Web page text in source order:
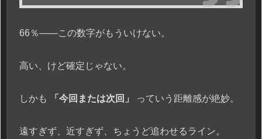
66％――この数字がもういけない。
高い、けど確定じゃない。
しかも 「今回または次回」 っていう距離感が絶妙。
遠すぎず、近すぎず、ちょうど追わせるライン。